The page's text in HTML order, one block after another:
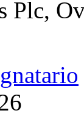
Plc,